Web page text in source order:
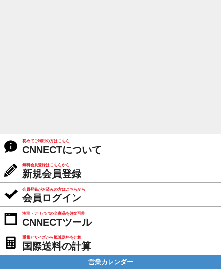
初めてご利用の方はこちら
CNNECTについて
無料会員登録はこちらから
新規会員登録
会員登録がお済みの方はこちらから
会員ログイン
淘宝・アリババの全商品を注文可能
CNNECTツール
重量とサイズから概算送料を計算
国際送料の計算
営業カレンダー